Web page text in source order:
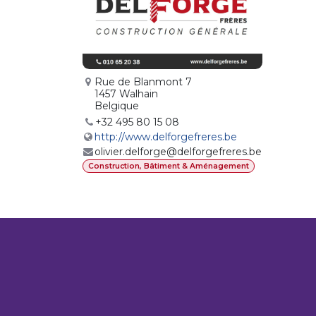
Rue de Blanmont 7
1457 Walhain
Belgique
+32 495 80 15 08
http://www.delforgefreres.be
olivier.delforge@delforgefreres.be
Construction, Bâtiment & Aménagement